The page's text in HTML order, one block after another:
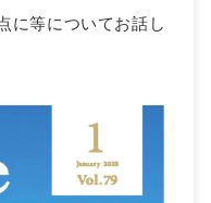
に等についてお話し